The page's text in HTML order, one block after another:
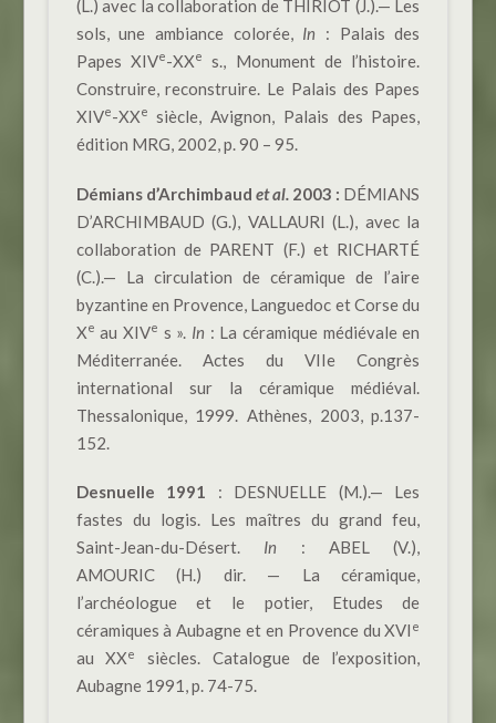
(L.) avec la collaboration de THIRIOT (J.).— Les
sols, une ambiance colorée, In : Palais des
Papes XIVe-XXe
s., Monument de l’histoire.
Construire, reconstruire. Le Palais des Papes
XIVe-XXe
siècle, Avignon, Palais des Papes,
édition MRG, 2002, p. 90 – 95.
Démians d’Archimbaud et al. 2003 : DÉMIANS
D’ARCHIMBAUD (G.), VALLAURI (L.), avec la
collaboration de PARENT (F.) et RICHARTÉ
(C.).— La circulation de céramique de l’aire
byzantine en Provence, Languedoc et Corse du
Xe au XIVe s ». In : La céramique médiévale en
Méditerranée. Actes du VIIe Congrès
international sur la céramique médiéval.
Thessalonique, 1999. Athènes, 2003, p.137-
152.
Desnuelle 1991 : DESNUELLE (M.).— Les
fastes du logis. Les maîtres du grand feu,
Saint-Jean-du-Désert. In : ABEL (V.),
AMOURIC (H.) dir. — La céramique,
l’archéologue et le potier, Etudes de
céramiques à Aubagne et en Provence du XVI e
au XXe
siècles. Catalogue de l’exposition,
Aubagne 1991, p. 74-75.